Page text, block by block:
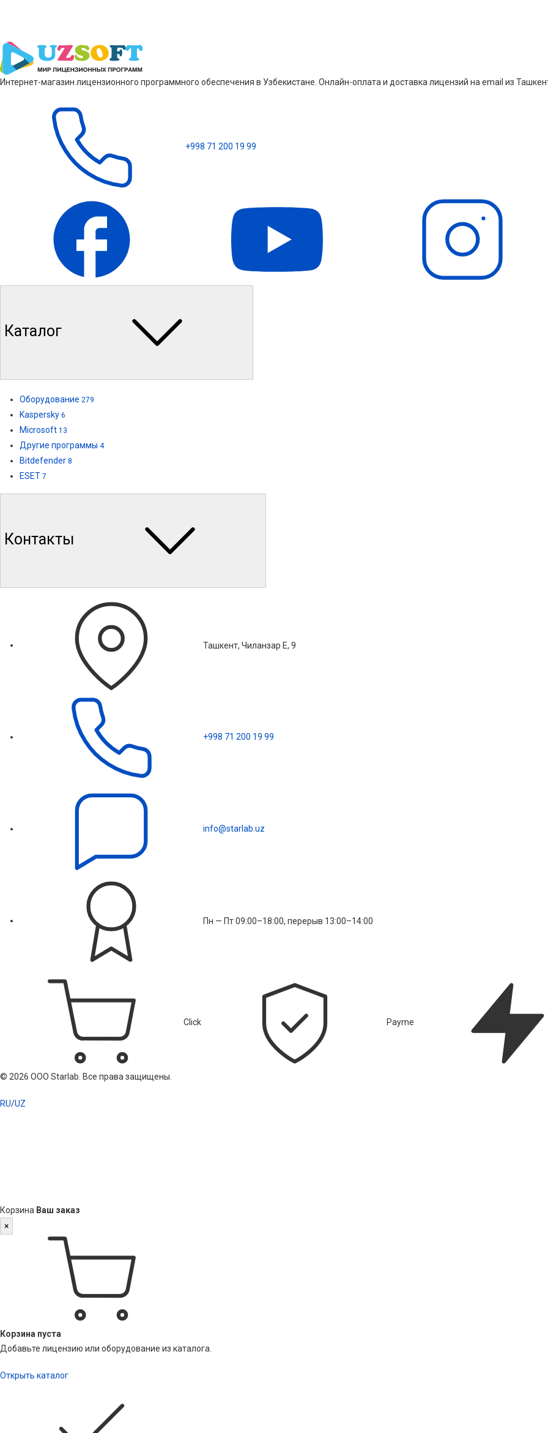
Интернет-магазин лицензионного программного обеспечения в Узбекистане. Онлайн-оплата и доставка лицензий на email из
+998 71 200 19 99
Каталог
Оборудование 279
Kaspersky 6
Microsoft 13
Другие программы 4
Bitdefender 8
ESET 7
Контакты
Ташкент, Чиланзар Е, 9
+998 71 200 19 99
info@starlab.uz
Пн — Пт 09:00–18:00, перерыв 13:00–14:00
Click Payme
© 2026 ООО Starlab. Все права защищены.
RU/UZ
Корзина Ваш заказ
×
Корзина пуста
Добавьте лицензию или оборудование из каталога.
Открыть каталог